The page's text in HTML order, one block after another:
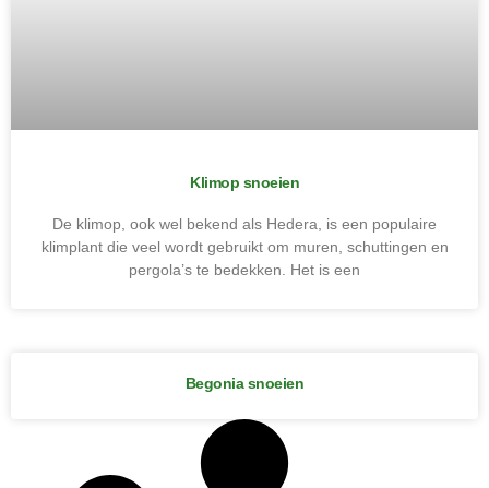
Klimop snoeien
De klimop, ook wel bekend als Hedera, is een populaire
klimplant die veel wordt gebruikt om muren, schuttingen en
pergola’s te bedekken. Het is een
Begonia snoeien